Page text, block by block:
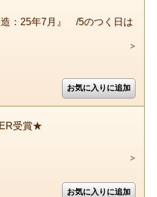
：25年7月』 /5のつく日は
受賞★